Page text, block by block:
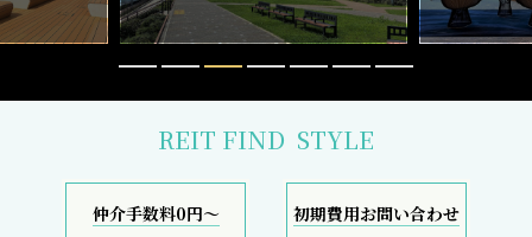
REIT FIND STYLE
仲介手数料0円～ 初期費用お問い合わせ